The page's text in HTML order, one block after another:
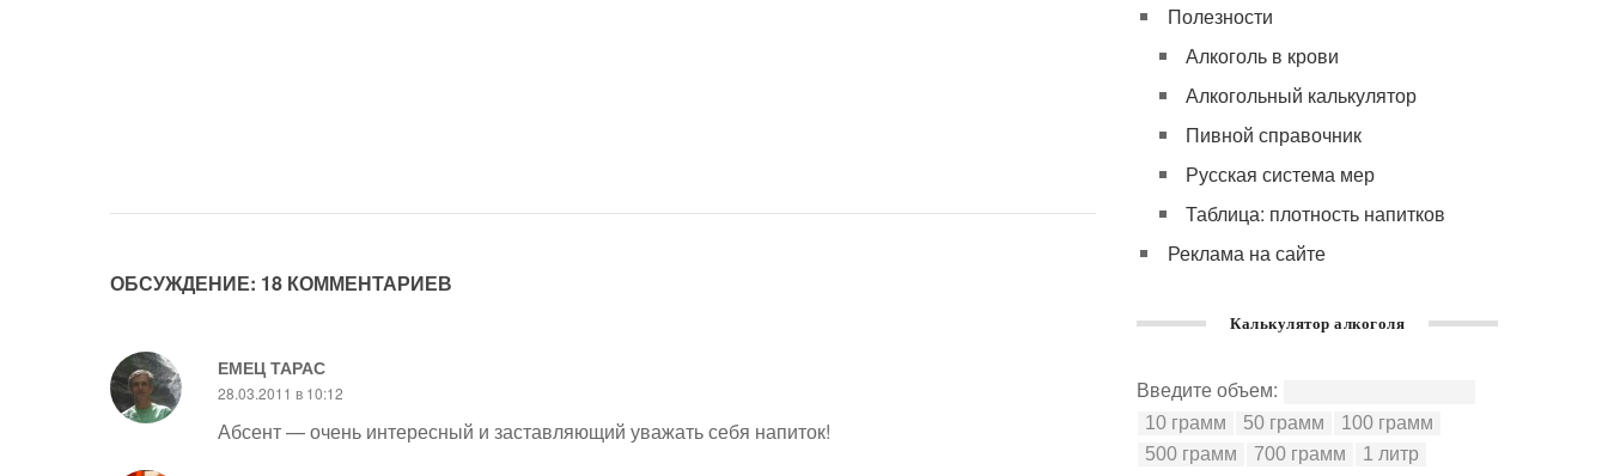
ОБСУЖДЕНИЕ: 18 КОММЕНТАРИЕВ
ЕМЕЦ ТАРАС
28.03.2011 в 10:12
Абсент — очень интересный и заставляющий уважать себя напиток!
Полезности
Алкоголь в крови
Алкогольный калькулятор
Пивной справочник
Русская система мер
Таблица: плотность напитков
Реклама на сайте
Калькулятор алкоголя
Введите объем: